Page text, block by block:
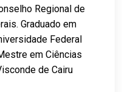
Regional de
Graduado em
Federal
em Ciências
de Cairu